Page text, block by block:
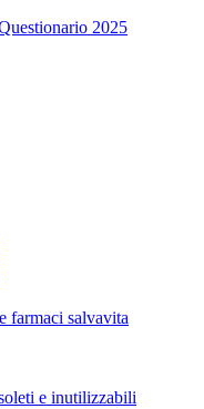
2025
farmaci salvavita
e inutilizzabili